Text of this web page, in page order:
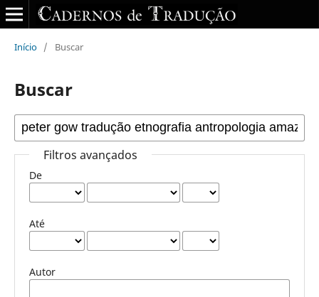
Início / Buscar
Buscar
Filtros avançados
De
Até
Autor